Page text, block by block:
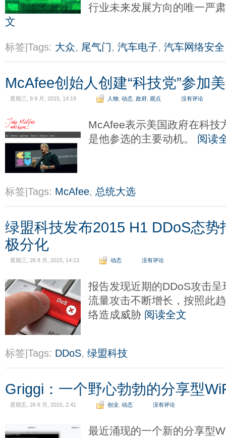
行业未来发展方向的唯一严
文
标签|Tags: 大众, 尾气门, 汽车电子, 汽车网络安全
McAfee创始人创建“科技党”参加
星期三, 9 9 月, 2015, 14:19 人物 动态 政府 观点 没有评论
McAfee表示美国政府在科技
是他参选的主要动机。 阅读
标签|Tags: McAfee, 总统大选
绿盟科技发布2015 H1 DDoS态势
极分化
星期三, 26 8 月, 2015, 14:13 动态 没有评论
报告发现近期的DDoS攻击
流量攻击不断增长，按照此
络造成威胁 阅读全文
标签|Tags: DDoS, 绿盟科技
Griggi：一个野心勃勃的分享型
星期五, 26 6 月, 2015, 2:41 创业 动态 没有评论
最近涌现的一个新的分享型